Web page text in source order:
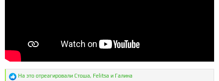
РНа это отреагировали Стоша, Felitsa и Галина